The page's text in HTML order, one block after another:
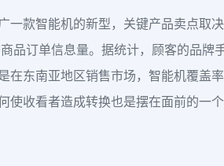
款智能机的新型，关键产品卖点取
品订单信息量。据统计，顾客的品牌
东南亚地区销售市场，智能机覆盖
收看者造成转换也是摆在面前的一个